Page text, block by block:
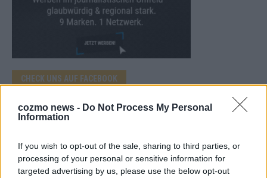
cozmo news - Do Not Process My Personal
Information
If you wish to opt-out of the sale, sharing to third parties, or
processing of your personal or sensitive information for
targeted advertising by us, please use the below opt-out
CHECK UNS AUF FACEBOOK
AD